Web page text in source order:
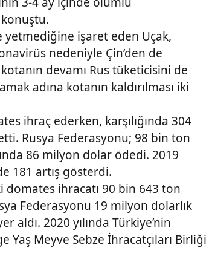
yetmediğine işaret eden Uçak,
nedeniyle Çin’den de
devamı Rus tüketicisini de
adına kotanın kaldırılması iki
ihraç ederken, karşılığında 304
Rusya Federasyonu; 98 bin ton
86 milyon dolar ödedi. 2019
181 artış gösterdi.
domates ihracatı 90 bin 643 ton
Federasyonu 19 milyon dolarlık
aldı. 2020 yılında Türkiye’nin
Meyve Sebze İhracatçıları Birliği